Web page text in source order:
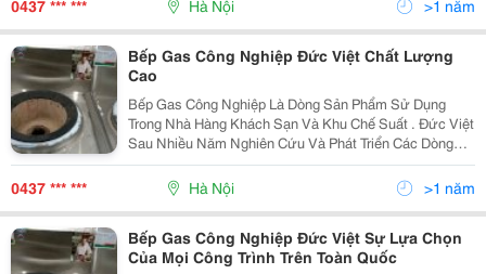
0437 *** *** Hà Nội >1 năm
Bếp Gas Công Nghiệp Đức Việt Chất Lượng
Cao
Bếp Gas Công Nghiệp Là Dòng Sản Phẩm Sử Dụng
Trong Nhà Hàng Khách Sạn Và Khu Chế Suất . Đức Việt
Sau Nhiều Năm Nghiên Cứu Và Phát Triển Các Dòng
Bếp Công Nghiệp Đã Chính Thức Tung Ra Thị Trường
Một Loạt Các Mẫu Bếp Gas Công Nghiệp Phù Hợp Với
Nhu Cầu
0437 *** *** Hà Nội >1 năm
Bếp Gas Công Nghiệp Đức Việt Sự Lựa Chọn
Của Mọi Công Trình Trên Toàn Quốc